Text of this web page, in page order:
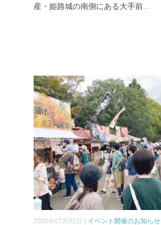
産・姫路城の南側にある大手前
2026年07月02日 | イベント開催のお知らせ